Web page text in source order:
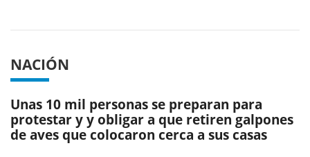
NACIÓN
Unas 10 mil personas se preparan para
protestar y y obligar a que retiren galpones
de aves que colocaron cerca a sus casas